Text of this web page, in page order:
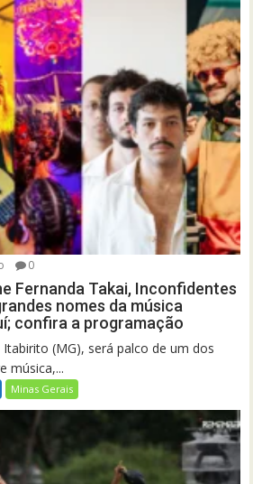
0
Fernanda Takai, Inconfidentes
nomes da música
confira a programação
(MG), será palco de um dos
música,...
Minas Gerais